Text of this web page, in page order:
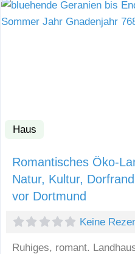
Haus
Romantisches Öko-
Natur, Kultur,
vor Dortmund
Keine
Ruhiges, romant.